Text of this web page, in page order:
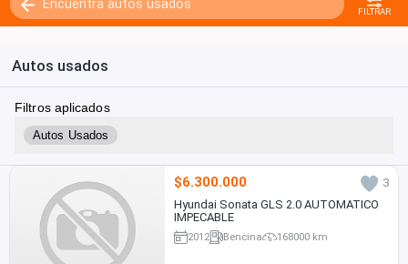
FILTRAR
Autos usados
Filtros aplicados
Autos Usados
$6.300.000
3
Hyundai Sonata GLS 2.0 AUTOMATICO
IMPECABLE
2012 Bencina 168000 km